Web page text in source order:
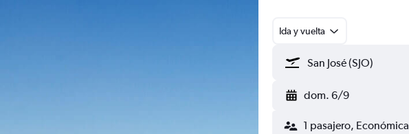
Ida y vuelta
dom. 6/9
1 pasajero, Económica